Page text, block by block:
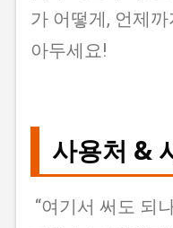
가 어떻게, 언제
아두세요!
사용처 &
“여기서 써도 되